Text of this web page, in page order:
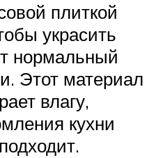
плиткой
украсить
нормальный
Этот материал
влагу,
кухни